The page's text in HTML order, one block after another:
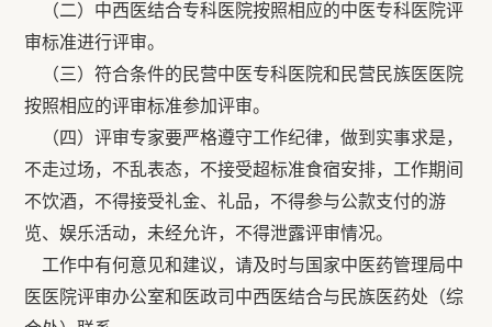
（二）中西医结合专科医院按照相应的中医专科医院评
审标准进行评审。
（三）符合条件的民营中医专科医院和民营民族医医院
按照相应的评审标准参加评审。
（四）评审专家要严格遵守工作纪律，做到实事求是，
不走过场，不乱表态，不接受超标准食宿安排，工作期间
不饮酒，不得接受礼金、礼品，不得参与公款支付的游
览、娱乐活动，未经允许，不得泄露评审情况。
工作中有何意见和建议，请及时与国家中医药管理局中
医医院评审办公室和医政司中西医结合与民族医药处（综